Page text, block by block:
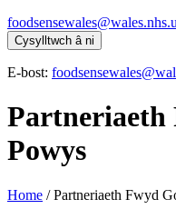
Cysylltwch â ni
E-bost:
Partneriaeth
Powys
Home /Partneriaeth Fwyd